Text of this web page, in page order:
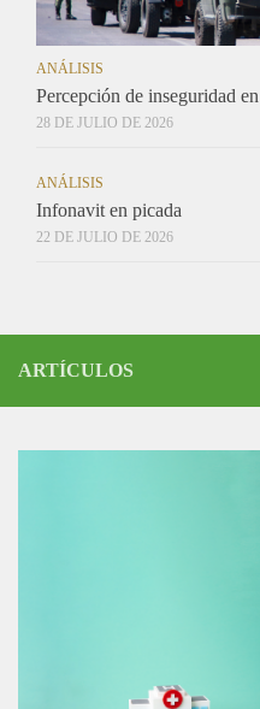
ANÁLISIS
Percepción de inseguridad
28 DE JULIO DE 2026
ANÁLISIS
Infonavit en picada
22 DE JULIO DE 2026
ARTÍCULOS